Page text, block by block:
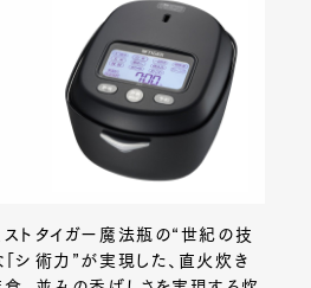
ト
シ
タイガー魔法瓶の“世紀の技
術力”が実現した、直火炊き